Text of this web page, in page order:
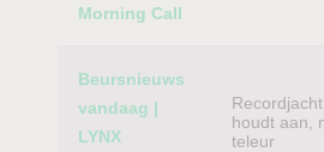
Morning Call
Beursnieuws
vandaag |
LYNX
houdt aan,
teleur